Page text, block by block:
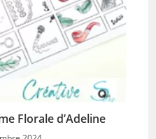
Florale d’Adeline